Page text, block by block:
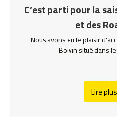
C’est parti pour la
et des
Nous avons eu le plaisir
Boivin situé dans
Lire plus